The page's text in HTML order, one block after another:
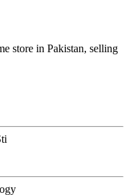
store in Pakistan, selling